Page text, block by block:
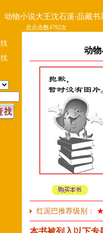
动物小说大王沈石溪·品藏书
总点击数4792次
动
红泥巴推荐级别：